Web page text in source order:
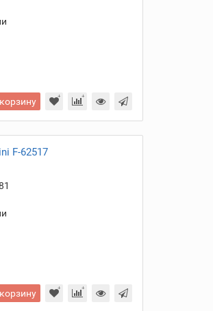
F-62517